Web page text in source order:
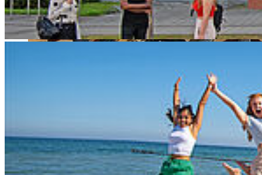
AutoPasture-Team (v.l.n.r.): Prof. Mark Vehse
(Hochschule Stralsund), Prof. Tobias Hillmann
(Hochschule Neubrandenburg), Dr. Jan Langbein
(Forschungsinstitut für Nutztierbiologie), Prof. Sandra
Rose (Uni Rostock), Dr. Jürgen Müller (Uni Rostock),
Martin Priesel (Forschungsverbund MV)